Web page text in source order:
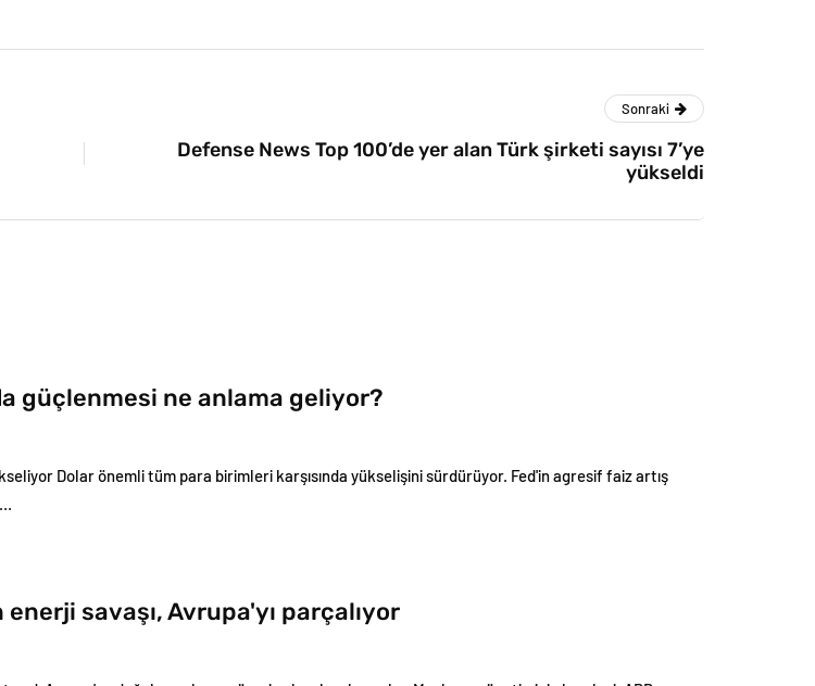
Sonraki
Defense News Top 100’de yer alan Türk şirketi sayısı 7’ye
yükseldi
güçlenmesi ne anlama geliyor?
Dolar önemli tüm para birimleri karşısında yükselişini sürdürüyor. Fed'in agresif faiz artış
savaşı, Avrupa'yı parçalıyor